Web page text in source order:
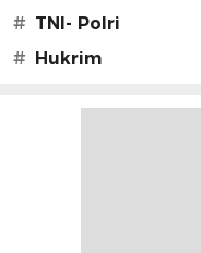
# TNI- Polri
# Hukrim